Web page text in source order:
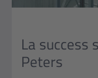
La success
Peters